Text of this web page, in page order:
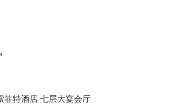
菲特酒店 七层大宴会厅